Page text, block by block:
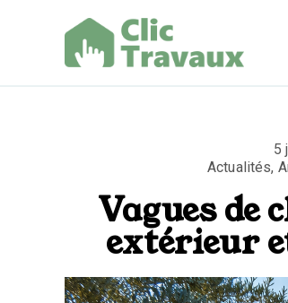
5
Actualités,
Vagues de
extérieur